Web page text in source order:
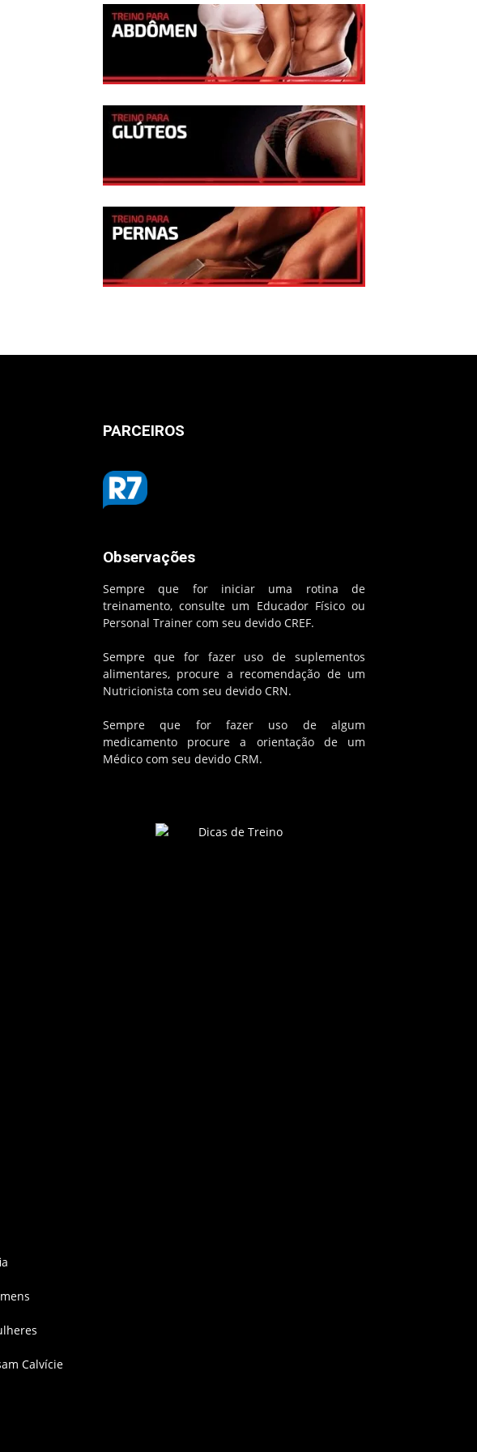
Calvície
PARCEIROS
Observações
Sempre que for iniciar uma rotina de
treinamento, consulte um Educador Físico ou
Personal Trainer com seu devido CREF.
Sempre que for fazer uso de suplementos
alimentares, procure a recomendação de um
Nutricionista com seu devido CRN.
Sempre que for fazer uso de algum
medicamento procure a orientação de um
Médico com seu devido CRM.